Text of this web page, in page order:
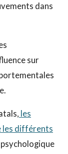
dans
sur
les
les différents